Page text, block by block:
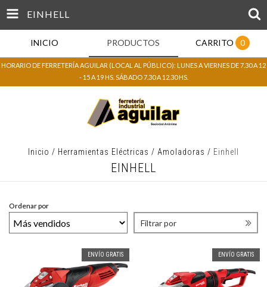
EINHELL
INICIO PRODUCTOS CARRITO 0
HORARIO DE FERRETERÍA AGUILAR (LOCAL AL PÚBLICO): LUNES A VIERNES DE 7.30 A 12
- 15 A 19 HS. SÁBADO 7.30 A 12.30 HS.
Inicio / Herramientas Eléctricas / Amoladoras / Einhell
EINHELL
Ordenar por
Filtrar por
ENVÍO GRATIS ENVÍO GRATIS